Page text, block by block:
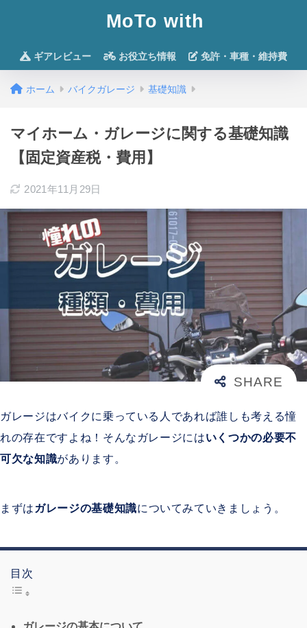
MoTo with
ギアレビュー お役立ち情報 免許・車種・維持費
ホーム バイクガレージ 基礎知識
マイホーム・ガレージに関する基礎知識
【固定資産税・費用】
2021年11月29日
ガレージはバイクに乗っている人であれば誰しも考える憧
れの存在ですよね！そんなガレージにはいくつかの必要不
可欠な知識があります。
まずは ガレージの基礎知識についてみていきましょう。
目次